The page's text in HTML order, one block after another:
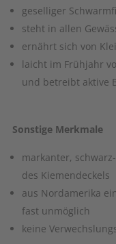
geselliger
steht in allen
ernährt sich von
laicht im Frühjahr
und betreibt aktive
Sonstige Merkmale
markanter,
des Kiemendeckels
aus Nordamerika
fast unmöglich
keine